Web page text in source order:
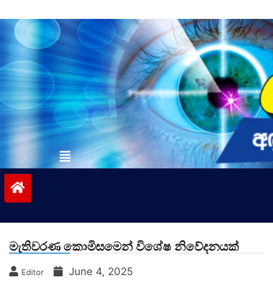
to
contentvinivida.lk
මැතිවරණ කොමිසමෙන් විශේෂ නිවේදනයක්
Editor June 4, 2025